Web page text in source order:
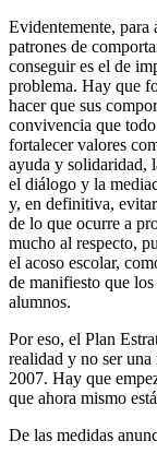
Evidentemente, para
patrones de
conseguir es el de
problema. Hay que
hacer que sus
convivencia que
fortalecer valores
ayuda y solidaridad,
el diálogo y la
y, en definitiva,
de lo que ocurre a
mucho al respecto,
el acoso escolar,
de manifiesto que
alumnos.
Por eso, el Plan
realidad y no ser
2007. Hay que
que ahora mismo
De las medidas